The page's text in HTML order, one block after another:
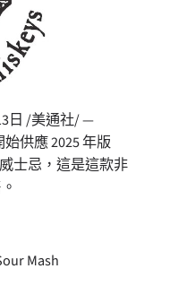
日 /美通社/ —
始供應 2025 年版
威士忌，這是這款非
Mash